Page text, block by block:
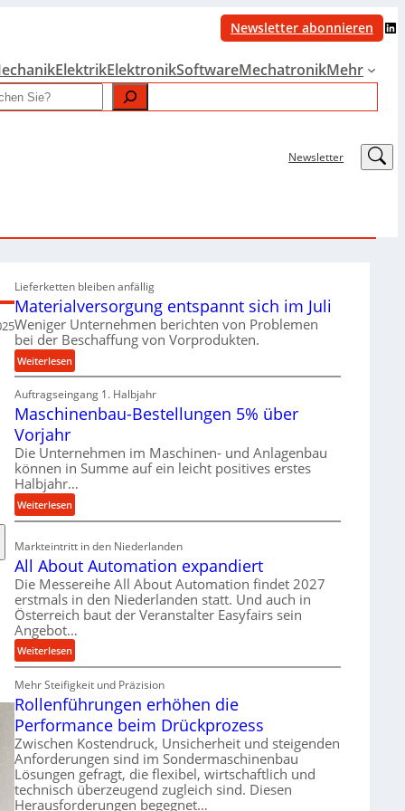
Newsletter abonnieren LinkedIn
ElektrikElektronikSoftwareMechatronikMehr
Newsletter LinkedIn
Lieferketten bleiben anfällig
Materialversorgung entspannt sich im Juli
Weniger Unternehmen berichten von Problemen
bei der Beschaffung von Vorprodukten.
Weiterlesen:
M
a
t
l
v
r
s
o
r
g
u
n
g
e
n
t
p
a
n
n
Auftragseingang 1. Halbjahr
Maschinenbau-Bestellungen 5% über
Vorjahr
Die Unternehmen im Maschinen- und Anlagenbau
können in Summe auf ein leicht positives erstes
Halbjahr…
Weiterlesen:
M
c
h
i
n
e
n
a
u
-
B
e
s
t
Markteintritt in den Niederlanden
All About Automation expandiert
Die Messereihe All About Automation findet 2027
erstmals in den Niederlanden statt. Und auch in
Österreich baut der Veranstalter Easyfairs sein
Angebot…
Weiterlesen:
A
l
l
b
o
u
t
A
Mehr Steifigkeit und Präzision
Rollenführungen erhöhen die
Performance beim Drückprozess
Zwischen Kostendruck, Unsicherheit und steigenden
Anforderungen sind im Sondermaschinenbau
Lösungen gefragt, die flexibel, wirtschaftlich und
technisch überzeugend zugleich sind. Diesen
Herausforderungen begegnet…